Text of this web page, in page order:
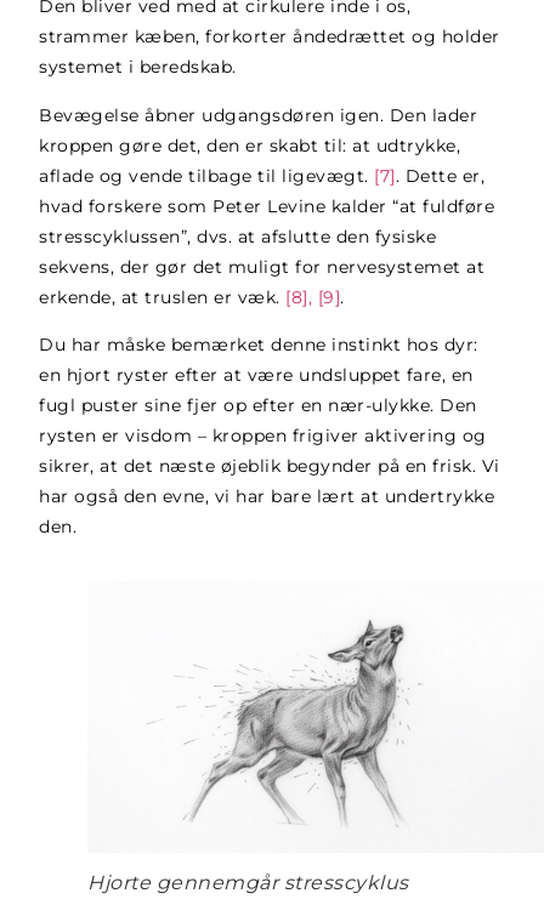
Den bliver ved med at cirkulere inde i os,
strammer kæben, forkorter åndedrættet og holder
systemet i beredskab.
Bevægelse åbner udgangsdøren igen. Den lader
kroppen gøre det, den er skabt til: at udtrykke,
aflade og vende tilbage til ligevægt. [7]. Dette er,
hvad forskere som Peter Levine kalder “at fuldføre
stresscyklussen”, dvs. at afslutte den fysiske
sekvens, der gør det muligt for nervesystemet at
erkende, at truslen er væk. [8], [9].
Du har måske bemærket denne instinkt hos dyr:
en hjort ryster efter at være undsluppet fare, en
fugl puster sine fjer op efter en nær-ulykke. Den
rysten er visdom – kroppen frigiver aktivering og
sikrer, at det næste øjeblik begynder på en frisk. Vi
har også den evne, vi har bare lært at undertrykke
den.
Hjorte gennemgår stresscyklus